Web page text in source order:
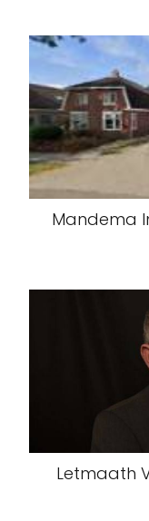
Mandema
Letmaath